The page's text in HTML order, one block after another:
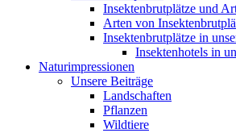
Insektenbrutplätze und
Arten von
Insektenbrutplätze in
Insektenhotels in
Naturimpressionen
Unsere Beiträge
Landschaften
Pflanzen
Wildtiere